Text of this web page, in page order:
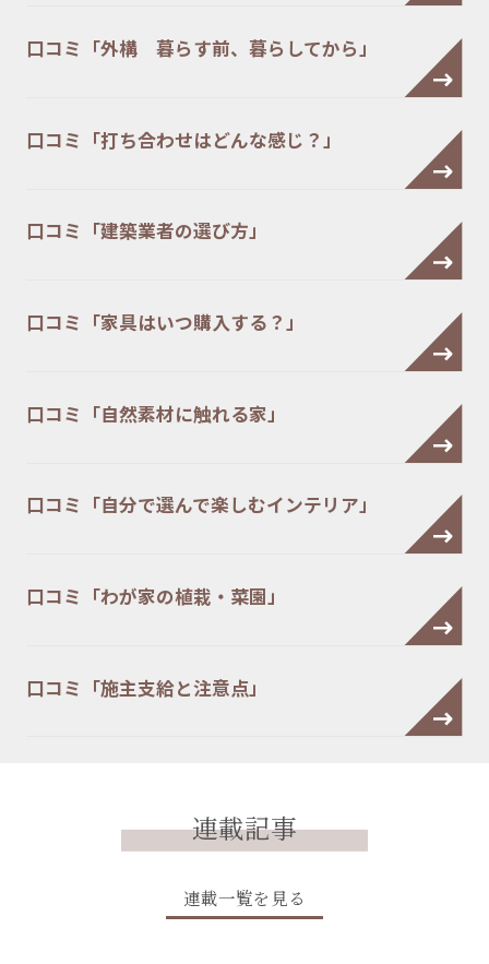
口コミ「外構 暮らす前、暮らしてから」
口コミ「打ち合わせはどんな感じ？」
口コミ「建築業者の選び方」
口コミ「家具はいつ購入する？」
口コミ「自然素材に触れる家」
口コミ「自分で選んで楽しむインテリア」
口コミ「わが家の植栽・菜園」
口コミ「施主支給と注意点」
連載記事
連載一覧を見る